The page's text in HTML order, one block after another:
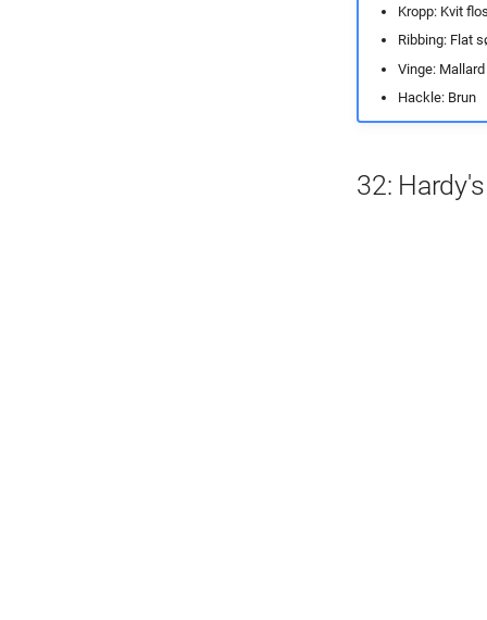
Kropp: Kvit
Ribbing: Flat
Vinge: Mallard
Hackle: Brun
32: